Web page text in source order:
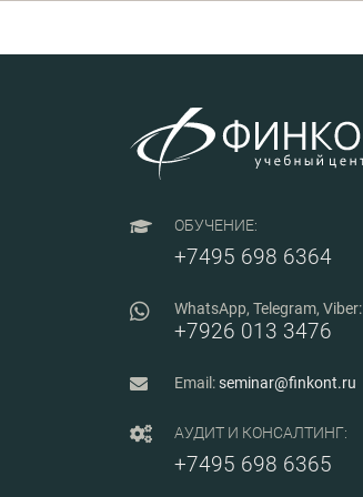
операций
ОБУЧЕНИЕ:
+7495 698 6364
WhatsApp, Telegram, Viber:
+7926 013 3476
Email:seminar@finkont.ru
АУДИТ И КОНСАЛТИНГ:
+7495 698 6365